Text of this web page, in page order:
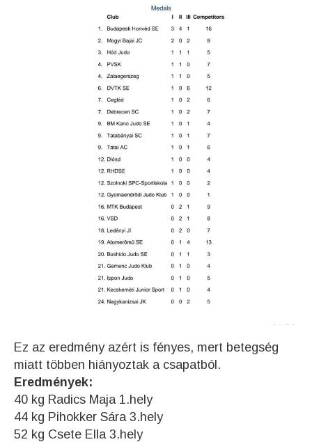
Ez az eredmény azért is fényes, mert betegség
miatt többen hiányoztak a csapatból.
Eredmények:
40 kg Radics Maja 1.hely
44 kg Pihokker Sára 3.hely
52 kg Csete Ella 3.hely